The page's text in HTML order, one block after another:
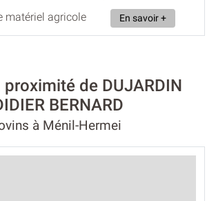
matériel agricole
En savoir +
de DUJARDIN
BERNARD
à Ménil-Hermei